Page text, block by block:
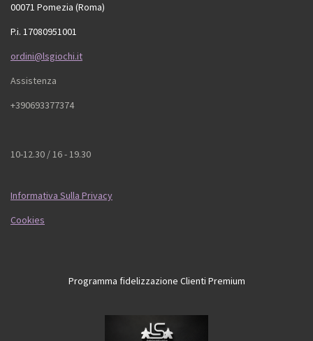
00071 Pomezia (Roma)
P.i. 17080951001
ordini@lsgiochi.it
Assistenza
+390693377374
10-12.30 / 16 - 19.30
Informativa Sulla Privacy
Cookies
Programma fidelizzazione Clienti Premium